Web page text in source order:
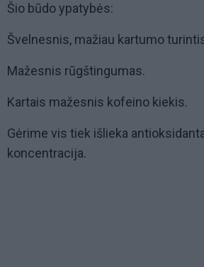
Šio būdo ypatybės:
Švelnesnis, mažiau kartumo
Mažesnis rūgštingumas.
Kartais mažesnis kofeino kiekis.
Gėrime vis tiek išlieka
koncentracija.